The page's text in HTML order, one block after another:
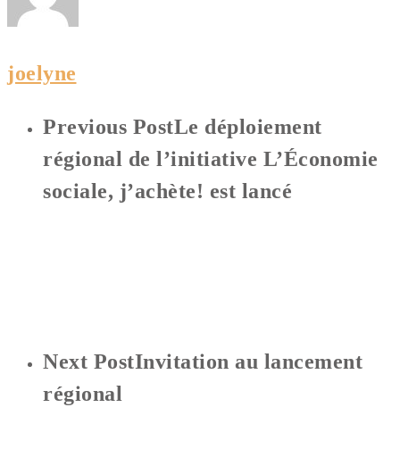
joelyne
Previous PostLe déploiement
régional de l’initiative L’Économie
sociale, j’achète! est lancé
Next PostInvitation au lancement
régional